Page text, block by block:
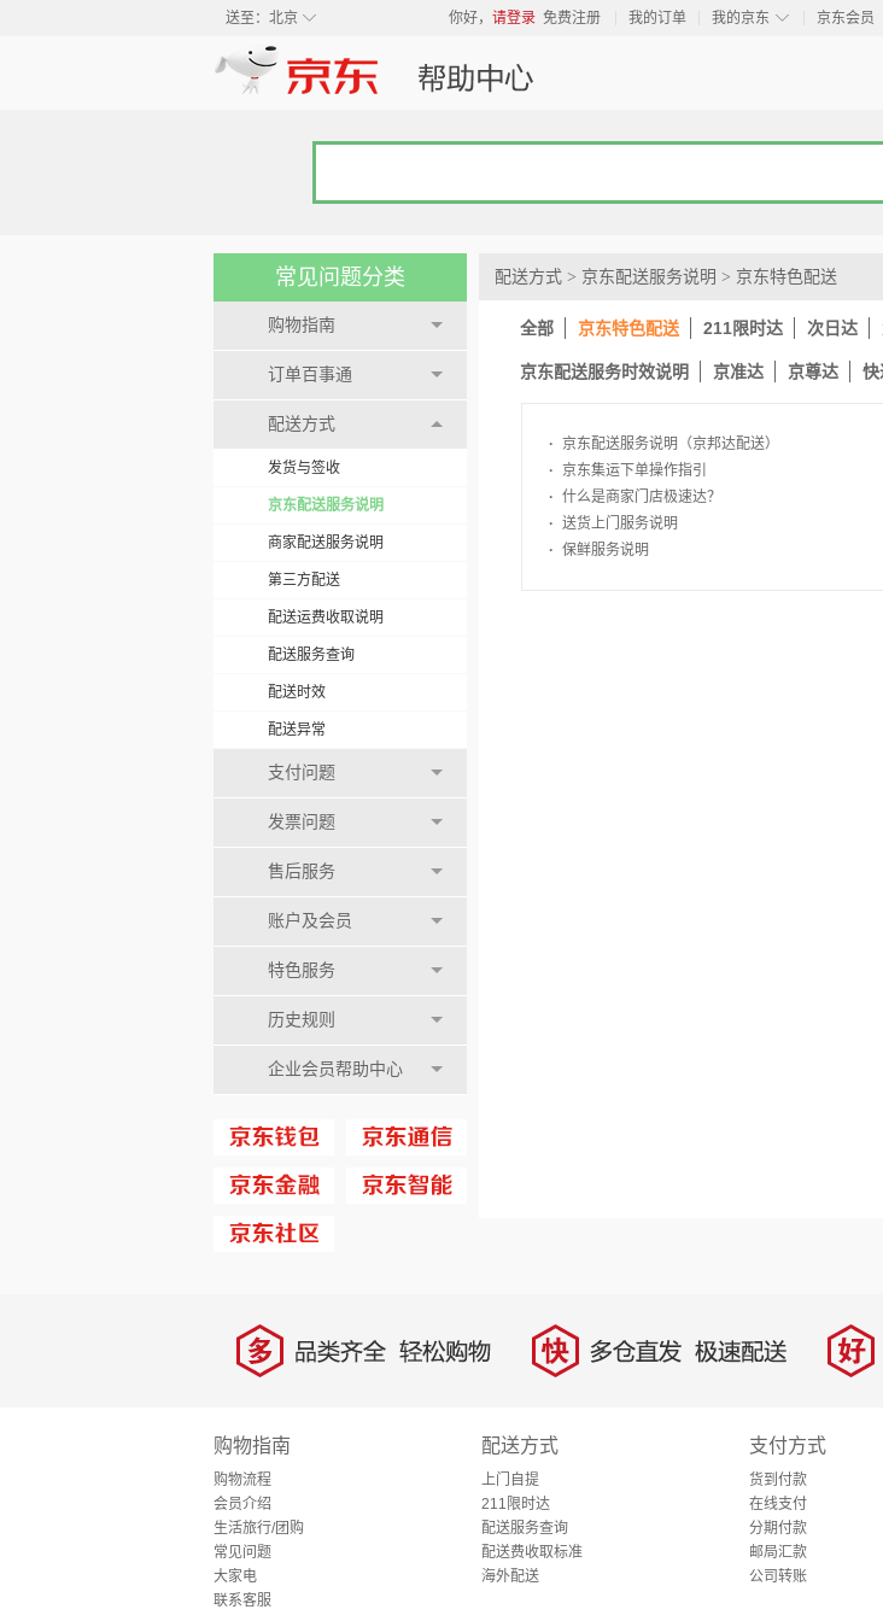
◇
送至： 北京 你好， 请登录 免费注册 我的订单 ◇
我的京东 京东会员
常见问题分类
购物指南
订单百事通
配送方式
发货与签收
京东配送服务说明
商家配送服务说明
第三方配送
配送运费收取说明
配送服务查询
配送时效
配送异常
支付问题
发票问题
售后服务
账户及会员
特色服务
历史规则
企业会员帮助中心
配送方式 > 京东配送服务说明 > 京东特色配送
全部 京东特色配送 211限时达 次日达
京东配送服务时效说明 京准达 京尊达 快
· 京东配送服务说明（京邦达配送）
· 京东集运下单操作指引
· 什么是商家门店极速达？
· 送货上门服务说明
· 保鲜服务说明
多 品类齐全，轻松购物 快 多仓直发，极速配送 好
购物指南
购物流程
会员介绍
生活旅行/团购
常见问题
大家电
联系客服
配送方式
上门自提
211限时达
配送服务查询
配送费收取标准
海外配送
支付方式
货到付款
在线支付
分期付款
邮局汇款
公司转账